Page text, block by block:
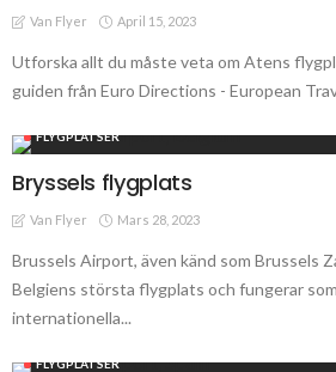
Van Flyer April 15, 2023
Utforska allt du måste veta om Atens
guiden från Euro Directions - European
FLYGPLATSER
Bryssels flygplats
Van Flyer Mars 28, 2023
Brussels Airport, även känd som Brussels
Belgiens största flygplats och fungerar
internationella...
FLYGPLATSER